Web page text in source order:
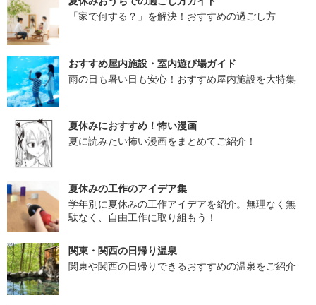
「家で何する？」を解決！おすすめの過ごし方
おすすめ屋内施設・室内遊び場ガイド
雨の日も暑い日も安心！おすすめ屋内施設を大特集
夏休みにおすすめ！怖い漫画
夏に読みたい怖い漫画をまとめてご紹介！
夏休みの工作のアイデア集
学年別に夏休みの工作アイデアを紹介。無理なく無
駄なく、自由工作に取り組もう！
関東・関西の日帰り温泉
関東や関西の日帰りできるおすすめの温泉をご紹介